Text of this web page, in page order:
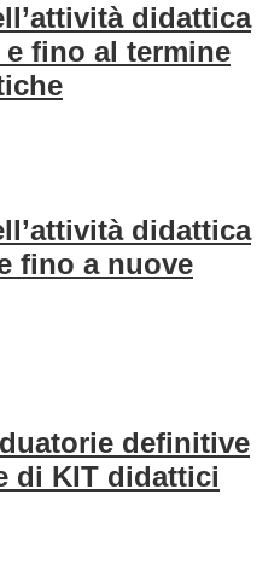
didattica
e fino al termine
didattica
fino a nuove
definitive
di KIT didattici